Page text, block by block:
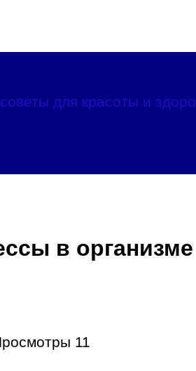
для красоты и
в
11